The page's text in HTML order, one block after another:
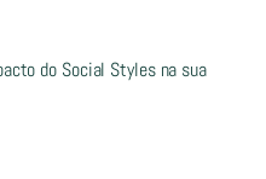
do Social Styles na sua